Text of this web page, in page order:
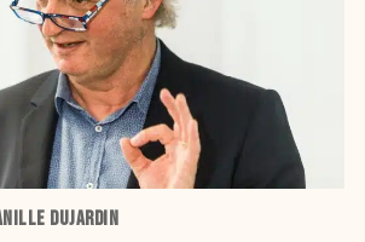
DUJARDIN